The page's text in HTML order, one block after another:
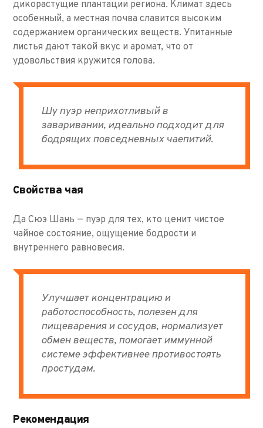
дикорастущие плантации региона. Климат здесь
особенный, а местная почва славится высоким
содержанием органических веществ. Упитанные
листья дают такой вкус и аромат, что от
удовольствия кружится голова.
Шу пуэр неприхотливый в
заваривании, идеально подходит для
бодрящих повседневных чаепитий.
Свойства чая
Да Сюэ Шань — пуэр для тех, кто ценит чистое
чайное состояние, ощущение бодрости и
внутреннего равновесия.
Улучшает концентрацию и
работоспособность, полезен для
пищеварения и сосудов, нормализует
обмен веществ, помогает иммунной
системе эффективнее противостоять
простудам.
Рекомендация